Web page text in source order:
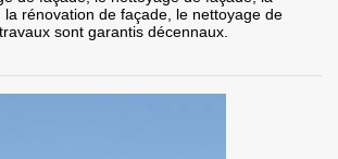
la rénovation de façade, le nettoyage de
sont garantis décennaux.